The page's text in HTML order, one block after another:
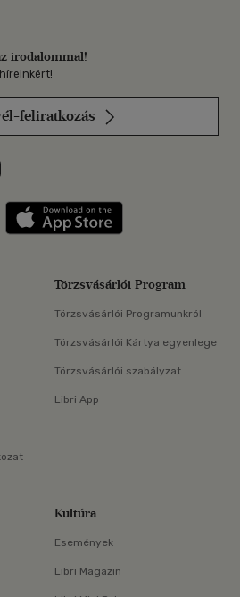
irodalommal!
feliratkozás
on
Instagramon
Libri a LinkedInen
applikáció Szerezd meg: Google
Törzsvásárlói Program
Törzsvásárlói Programunkról
Törzsvásárlói Kártya egyenlege
Törzsvásárlói szabályzat
Libri App
Kultúra
Események
Libri Magazin